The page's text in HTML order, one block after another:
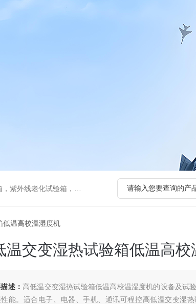
验箱，步入式环境试验箱
低温高校温湿度机
温交变湿热试验箱低温高校
述： 高低温交变湿热试验箱低温高校温湿度机的设备及试
性能。适合电子、电器、手机、通讯可程控高低温交变湿